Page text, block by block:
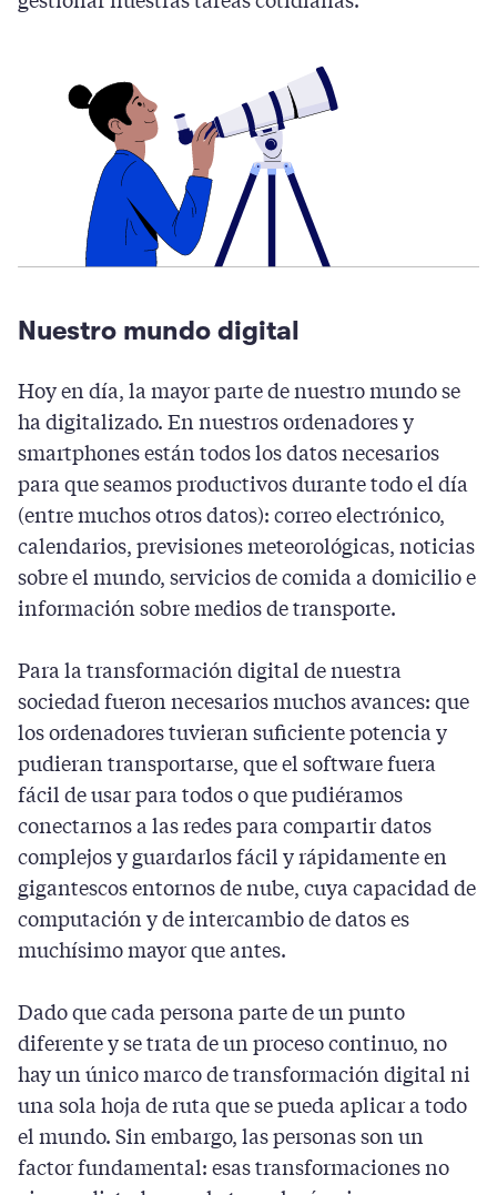
Nuestro mundo digital
Hoy en día, la mayor parte de nuestro mundo se
ha digitalizado. En nuestros ordenadores y
smartphones están todos los datos necesarios
para que seamos productivos durante todo el día
(entre muchos otros datos): correo electrónico,
calendarios, previsiones meteorológicas, noticias
sobre el mundo, servicios de comida a domicilio e
información sobre medios de transporte.
Para la transformación digital de nuestra
sociedad fueron necesarios muchos avances: que
los ordenadores tuvieran suficiente potencia y
pudieran transportarse, que el software fuera
fácil de usar para todos o que pudiéramos
conectarnos a las redes para compartir datos
complejos y guardarlos fácil y rápidamente en
gigantescos entornos de nube, cuya capacidad de
computación y de intercambio de datos es
muchísimo mayor que antes.
Dado que cada persona parte de un punto
diferente y se trata de un proceso continuo, no
hay un único marco de transformación digital ni
una sola hoja de ruta que se pueda aplicar a todo
el mundo. Sin embargo, las personas son un
factor fundamental: esas transformaciones no